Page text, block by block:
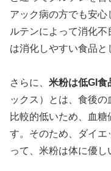
アック病の方でも安
ルテンによって消化
は消化しやすい食品と
さらに、 米粉は低GI食
ックス）とは、食後
比較的低いため、血
す。そのため、ダイエ
って、米粉は体に優し